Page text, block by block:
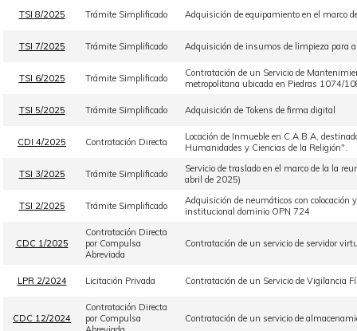
TSI 8/2025 Trámite Simplificado Adquisición de equipamiento en el marco
TSI 7/2025 Trámite Simplificado Adquisición de insumos de limpieza para
TSI 6/2025 Trámite Simplificado
Contratación de un Servicio de
metropolitana ubicada en Piedras 1074/
TSI 5/2025 Trámite Simplificado Adquisición de Tokens de firma digital
CDI 4/2025 Contratación Directa
Locación de Inmueble en C.A.B.A,
Humanidades y Ciencias de la Religión".
TSI 3/2025 Trámite Simplificado
Servicio de traslado en el marco de la la
abril de 2025)
TSI 2/2025 Trámite Simplificado
Adquisición de neumáticos con colocación
institucional dominio OPN 724
CDC 1/2025
Contratación Directa
por Compulsa
Abreviada
Contratación de un servicio de servidor
LPR 2/2024 Licitación Privada Contratación de un Servicio de Vigilancia
CDC 12/2024
Contratación Directa
por Compulsa
Contratación de un servicio de